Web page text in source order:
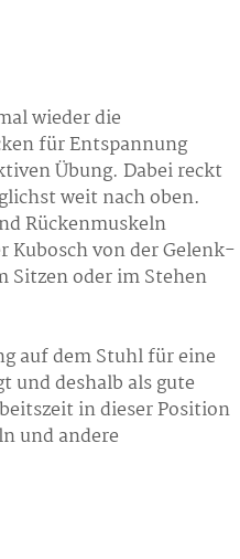
wieder die
für Entspannung
Übung. Dabei reckt
weit nach oben.
Rückenmuskeln
Kubosch von der Gelenk-
Sitzen oder im Stehen
auf dem Stuhl für eine
und deshalb als gute
in dieser Position
und andere